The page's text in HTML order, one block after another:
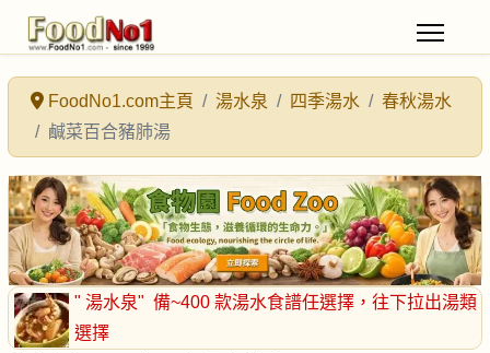
FoodNo1.com主頁 湯水泉 四季湯水
春秋湯水
鹹菜百合豬肺湯
" 湯水泉" 備~400 款湯水食譜任選擇 ，往下拉出湯類
選擇